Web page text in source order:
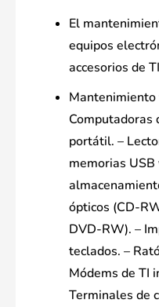
El
equipos
accesorios de
Mantenimiento
Computadoras
portátil. –
memorias
ópticos (CD-
DVD-RW). –
teclados. –
Módems de TI
Terminales de